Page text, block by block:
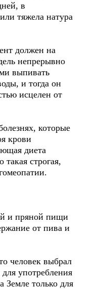
в
тяжела натура
должен на
непрерывно
выпивать
и тогда он
исцелен от
которые
крови
диета
строгая,
и пряной пищи
от пива и
человек выбрал
употребления
Земле только для